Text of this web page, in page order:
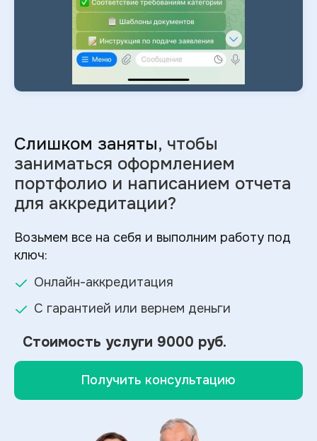
Слишком заняты, чтобы
заниматься оформлением
портфолио и написанием отчета
для аккредитации?
Возьмем все на себя и выполним работу под
ключ:
Онлайн-аккредитация
С гарантией или вернем деньги
Стоимость услуги 9000 руб.
Получить консультацию